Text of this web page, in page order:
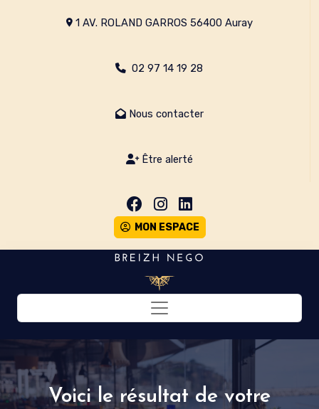
1 AV. ROLAND GARROS 56400 Auray
02 97 14 19 28
Nous contacter
Être alerté
MON ESPACE
Toggle navigation
Voici le résultat de votre